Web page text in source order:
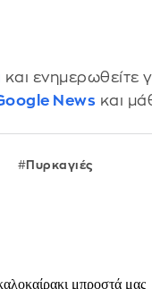
και ενημερωθείτε
News και
Πυρκαγιές